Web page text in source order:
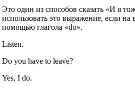
Это один из способов сказать «И я
использовать это выражение, если на
помощью глагола «do».
Listen.
Do you have to leave?
Yes, I do.